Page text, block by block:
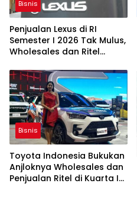
Bisnis
Penjualan Lexus di RI
Semester I 2026 Tak Mulus,
Wholesales dan Ritel
Bisnis
Toyota Indonesia Bukukan
Anjloknya Wholesales dan
Penjualan Ritel di Kuarta I